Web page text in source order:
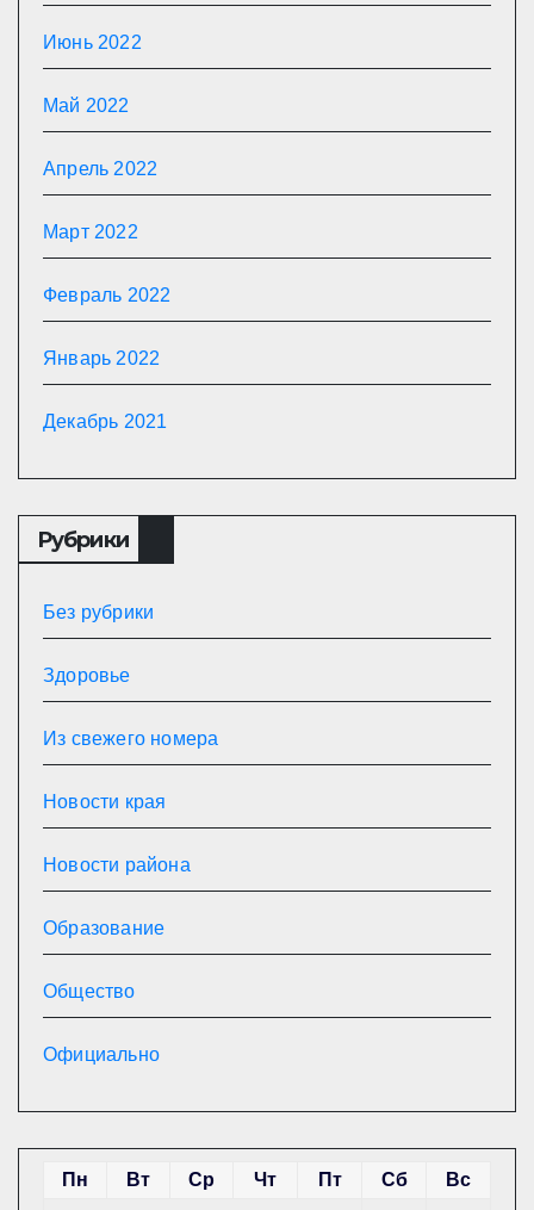
Июнь 2022
Май 2022
Апрель 2022
Март 2022
Февраль 2022
Январь 2022
Декабрь 2021
Рубрики
Без рубрики
Здоровье
Из свежего номера
Новости края
Новости района
Образование
Общество
Официально
Пн Вт Ср Чт Пт Сб Вс